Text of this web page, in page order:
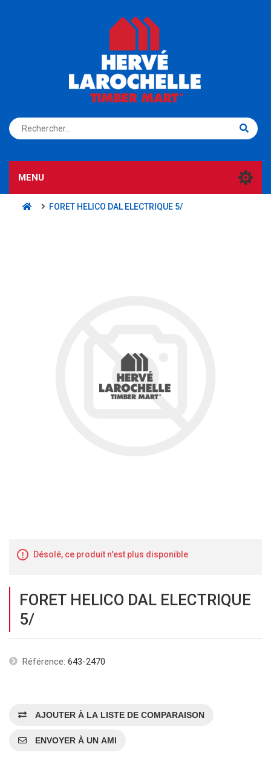
S'ENREGISTRER CONNEXION
MENU
FORET HELICO DAL ELECTRIQUE 5/
Désolé, ce produit n'est plus disponible
FORET HELICO DAL ELECTRIQUE
5/
Référence: 643-2470
AJOUTER À LA LISTE DE COMPARAISON
ENVOYER À UN AMI